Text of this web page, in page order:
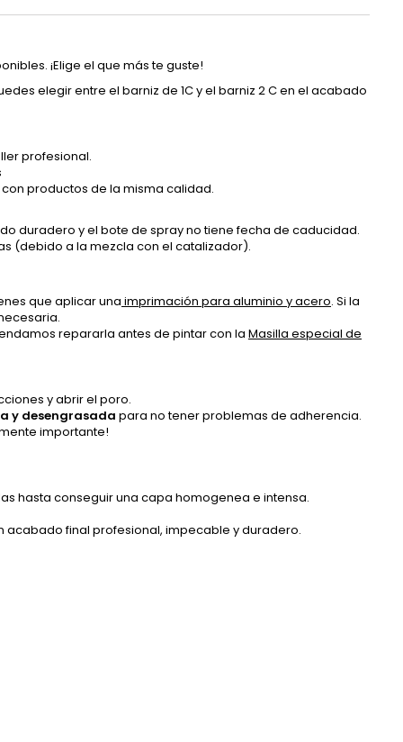
¡Elige el que más te guste!
elegir entre el barniz de 1C y el barniz 2 C en el acabado
profesional.
productos de la misma calidad.
duradero y el bote de spray no tiene fecha de caducidad.
(debido a la mezcla con el catalizador).
que aplicar una imprimación para aluminio y acero. Si la
repararla antes de pintar con la Masilla especial de
y abrir el poro.
y desengrasada para no tener problemas de adherencia.
importante!
hasta conseguir una capa homogenea e intensa.
acabado final profesional, impecable y duradero.